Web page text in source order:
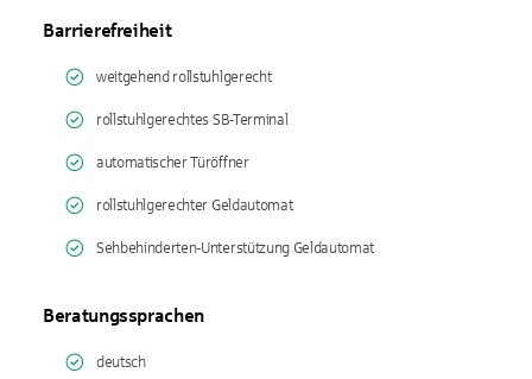
Barrierefreiheit
weitgehend rollstuhlgerecht
rollstuhlgerechtes SB-Terminal
automatischer Türöffner
rollstuhlgerechter Geldautomat
Sehbehinderten-Unterstützung Geldautomat
Beratungssprachen
deutsch